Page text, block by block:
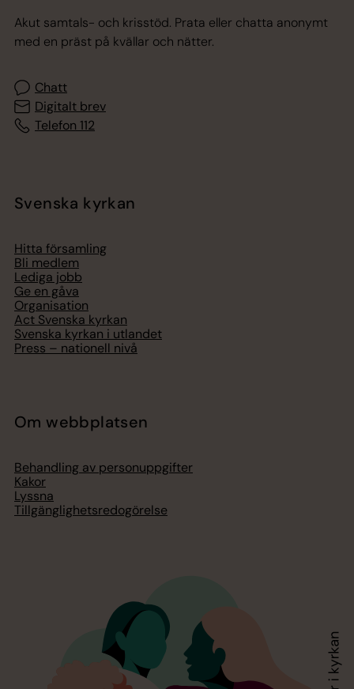
Akut samtals- och krisstöd. Prata eller chatta anonymt
med en präst på kvällar och nätter.
Chatt
Digitalt brev
Telefon 112
Svenska kyrkan
Hitta församling
Bli medlem
Lediga jobb
Ge en gåva
Organisation
Act Svenska kyrkan
Svenska kyrkan i utlandet
Press – nationell nivå
Om webbplatsen
Behandling av personuppgifter
Kakor
Lyssna
Tillgänglighetsredogörelse